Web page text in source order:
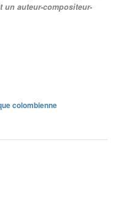
un auteur-compositeur-
colombienne